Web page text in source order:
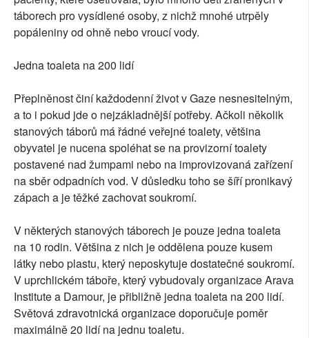
táborech pro vysídlené osoby, z nichž mnohé utrpěly
popáleniny od ohně nebo vroucí vody.
Jedna toaleta na 200 lidí
Přeplněnost činí každodenní život v Gaze nesnesitelným,
a to i pokud jde o nejzákladnější potřeby. Ačkoli několik
stanových táborů má řádné veřejné toalety, většina
obyvatel je nucena spoléhat se na provizorní toalety
postavené nad žumpami nebo na improvizovaná zařízení
na sběr odpadních vod. V důsledku toho se šíří pronikavý
zápach a je těžké zachovat soukromí.
V některých stanových táborech je pouze jedna toaleta
na 10 rodin. Většina z nich je oddělena pouze kusem
látky nebo plastu, který neposkytuje dostatečné soukromí.
V uprchlickém táboře, který vybudovaly organizace Arava
Institute a Damour, je přibližně jedna toaleta na 200 lidí.
Světová zdravotnická organizace doporučuje poměr
maximálně 20 lidí na jednu toaletu.